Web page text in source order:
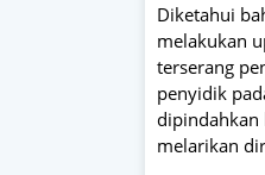
Diketahui
melakukan
terserang
penyidik
dipindahkan
melarikan